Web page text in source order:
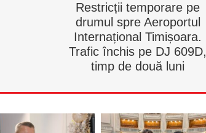
Restricții temporare pe
drumul spre Aeroportul
Internațional Timișoara.
Trafic închis pe DJ 609D,
timp de două luni